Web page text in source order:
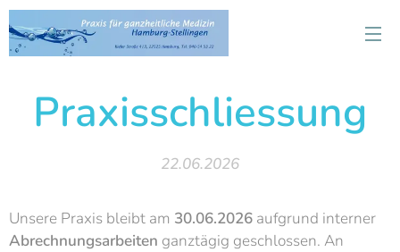
Praxisschliessung
22.06.2026
Unsere Praxis bleibt am 30.06.2026 aufgrund interner
Abrechnungsarbeiten ganztägig geschlossen. An